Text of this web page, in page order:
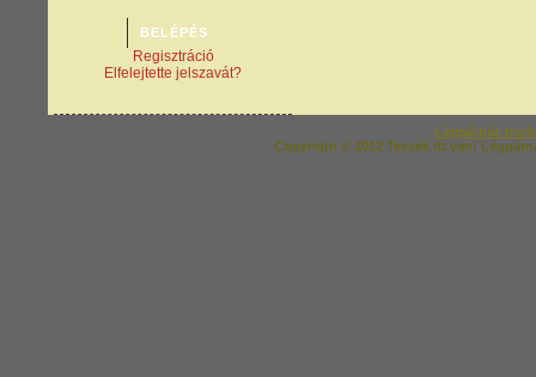
Regisztráció
Elfelejtette jelszavát?
Légpárnás
Copyright © 2012 Tessék itt van!